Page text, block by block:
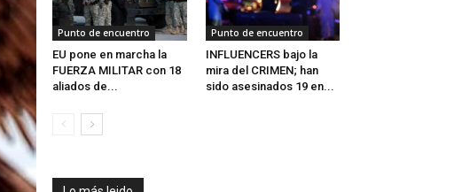
Punto de encuentro
EU pone en marcha la
FUERZA MILITAR con 18
aliados de...
Punto de encuentro
INFLUENCERS bajo la
mira del CRIMEN; han
sido asesinados 19 en...